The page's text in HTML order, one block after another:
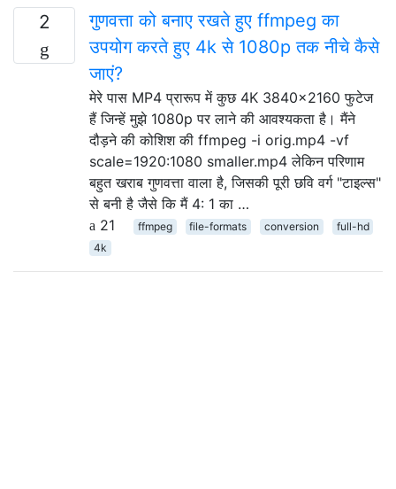
2
गुणवत्ता को बनाए रखते हुए ffmpeg का
उपयोग करते हुए 4k से 1080p तक नीचे कैसे
जाएं?
मेरे पास MP4 प्रारूप में कुछ 4K 3840x2160 फुटेज
हैं जिन्हें मुझे 1080p पर लाने की आवश्यकता है। मैंने
दौड़ने की कोशिश की ffmpeg -i orig.mp4 -vf
scale=1920:1080 smaller.mp4 लेकिन परिणाम
बहुत खराब गुणवत्ता वाला है, जिसकी पूरी छवि वर्ग "टाइल्स"
से बनी है जैसे कि मैं 4: 1 का …
21
ffmpeg file-formats conversion
full-hd
4k